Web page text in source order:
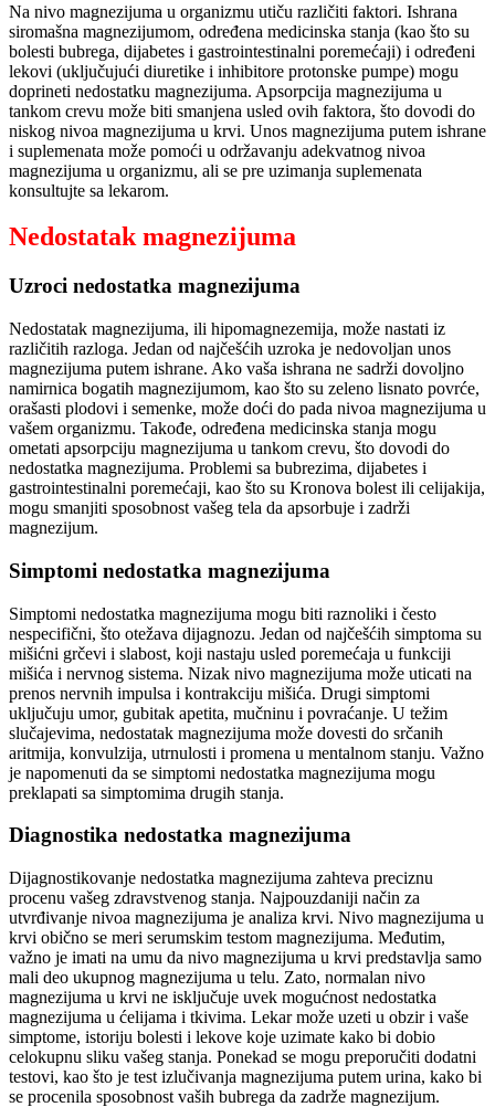
Na nivo magnezijuma u organizmu utiču različiti faktori. Ishrana
siromašna magnezijumom, određena medicinska stanja (kao što su
bolesti bubrega, dijabetes i gastrointestinalni poremećaji) i određeni
lekovi (uključujući diuretike i inhibitore protonske pumpe) mogu
doprineti nedostatku magnezijuma. Apsorpcija magnezijuma u
tankom crevu može biti smanjena usled ovih faktora, što dovodi do
niskog nivoa magnezijuma u krvi. Unos magnezijuma putem ishrane
i suplemenata može pomoći u održavanju adekvatnog nivoa
magnezijuma u organizmu, ali se pre uzimanja suplemenata
konsultujte sa lekarom.
Nedostatak magnezijuma
Uzroci nedostatka magnezijuma
Nedostatak magnezijuma, ili hipomagnezemija, može nastati iz
različitih razloga. Jedan od najčešćih uzroka je nedovoljan unos
magnezijuma putem ishrane. Ako vaša ishrana ne sadrži dovoljno
namirnica bogatih magnezijumom, kao što su zeleno lisnato povrće,
orašasti plodovi i semenke, može doći do pada nivoa magnezijuma u
vašem organizmu. Takođe, određena medicinska stanja mogu
ometati apsorpciju magnezijuma u tankom crevu, što dovodi do
nedostatka magnezijuma. Problemi sa bubrezima, dijabetes i
gastrointestinalni poremećaji, kao što su Kronova bolest ili celijakija,
mogu smanjiti sposobnost vašeg tela da apsorbuje i zadrži
magnezijum.
Simptomi nedostatka magnezijuma
Simptomi nedostatka magnezijuma mogu biti raznoliki i često
nespecifični, što otežava dijagnozu. Jedan od najčešćih simptoma su
mišićni grčevi i slabost, koji nastaju usled poremećaja u funkciji
mišića i nervnog sistema. Nizak nivo magnezijuma može uticati na
prenos nervnih impulsa i kontrakciju mišića. Drugi simptomi
uključuju umor, gubitak apetita, mučninu i povraćanje. U težim
slučajevima, nedostatak magnezijuma može dovesti do srčanih
aritmija, konvulzija, utrnulosti i promena u mentalnom stanju. Važno
je napomenuti da se simptomi nedostatka magnezijuma mogu
preklapati sa simptomima drugih stanja.
Diagnostika nedostatka magnezijuma
Dijagnostikovanje nedostatka magnezijuma zahteva preciznu
procenu vašeg zdravstvenog stanja. Najpouzdaniji način za
utvrđivanje nivoa magnezijuma je analiza krvi. Nivo magnezijuma u
krvi obično se meri serumskim testom magnezijuma. Međutim,
važno je imati na umu da nivo magnezijuma u krvi predstavlja samo
mali deo ukupnog magnezijuma u telu. Zato, normalan nivo
magnezijuma u krvi ne isključuje uvek mogućnost nedostatka
magnezijuma u ćelijama i tkivima. Lekar može uzeti u obzir i vaše
simptome, istoriju bolesti i lekove koje uzimate kako bi dobio
celokupnu sliku vašeg stanja. Ponekad se mogu preporučiti dodatni
testovi, kao što je test izlučivanja magnezijuma putem urina, kako bi
se procenila sposobnost vaših bubrega da zadrže magnezijum.